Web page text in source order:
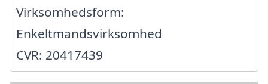
Virksomhedsform:
Enkeltmandsvirksomhed
CVR: 20417439